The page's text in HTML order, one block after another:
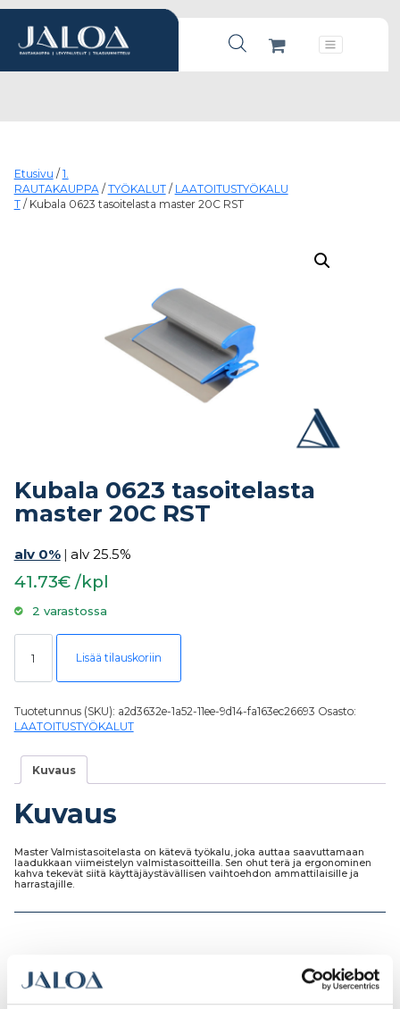
Products search
Päävalikko
Etusivu / 1.
RAUTAKAUPPA/ TYÖKALUT/ LAATOITUSTYÖKALU
T/ Kubala 0623 tasoitelasta master 20C RST
Kubala 0623 tasoitelasta
master 20C RST
alv 0% | alv 25.5%
41.73€ /kpl
2 varastossa
Kubala 0623 tasoitelasta master 20C RST määrä
Lisää tilauskoriin
Tuotetunnus (SKU): a2d3632e-1a52-11ee-9d14-fa163ec26693 Osasto:
LAATOITUSTYÖKALUT
Kuvaus
Kuvaus
Master Valmistasoitelasta on kätevä työkalu, joka auttaa saavuttamaan
laadukkaan viimeistelyn valmistasoitteilla. Sen ohut terä ja ergonominen
kahva tekevät siitä käyttäjäystävällisen vaihtoehdon ammattilaisille ja
harrastajille.
Tutustu myös